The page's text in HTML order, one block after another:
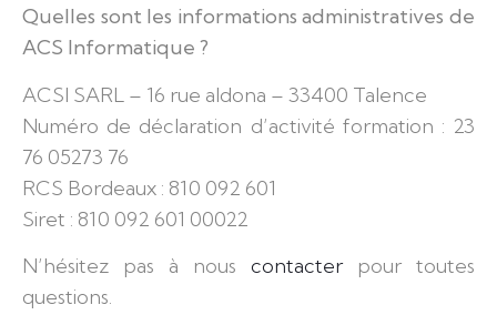
Quelles sont les informations administratives de
ACS Informatique ?
ACSI SARL – 16 rue aldona – 33400 Talence
Numéro de déclaration d’activité formation : 23
76 05273 76
RCS Bordeaux : 810 092 601
Siret : 810 092 601 00022
N’hésitez pas à nous contacterpour toutes
questions.